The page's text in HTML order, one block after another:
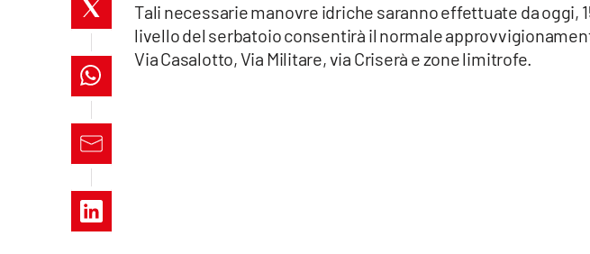
Tali necessarie manovre idriche saranno effettuate da oggi,
livello del serbatoio consentirà il normale
Via Casalotto, Via Militare, via Criserà e zone limitrofe.